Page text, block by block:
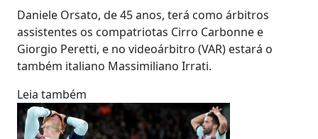
Daniele Orsato, de 45 anos, terá como árbitros
assistentes os compatriotas Cirro Carbonne e
Giorgio Peretti, e no videoárbitro (VAR) estará o
também italiano Massimiliano Irrati.
Leia também